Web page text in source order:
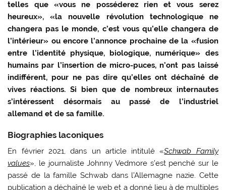
telles que «vous ne posséderez rien et vous serez
heureux», «la nouvelle révolution technologique ne
changera pas le monde, c’est vous qu’elle changera de
l’intérieur» ou encore l’annonce prochaine de la «fusion
entre l’identité physique, biologique, numérique» des
humains par l’insertion de micro-puces, n’ont pas laissé
indifférent, pour ne pas dire qu’elles ont déchaîné de
vives réactions. Si bien que de nombreux internautes
s’intéressent désormais au passé de l’industriel
allemand et de sa famille.
Biographies laconiques
En février 2021, dans un article intitulé «Schwab Family
values», le journaliste Johnny Vedmore s’est penché sur le
passé de la famille Schwab dans l’Allemagne nazie. Cette
publication a déchaîné le web et a donné lieu à de multiples